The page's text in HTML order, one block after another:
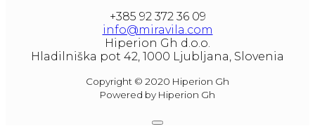
+385 92 372 36 09
info@miravila.com
Hiperion Gh d.o.o.
Hladilniška pot 42, 1000 Ljubljana, Slovenia
Copyright © 2020 Hiperion Gh
Powered by Hiperion Gh